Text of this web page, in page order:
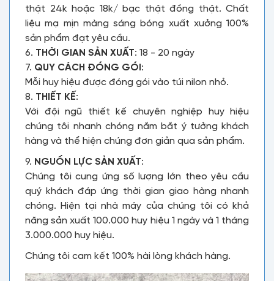
thật 24k hoặc 18k/ bạc thật đồng thật. Chất
liệu mạ mịn màng sáng bóng xuất xưởng 100%
sản phẩm đạt yêu cầu.
6. THỜI GIAN SẢN XUẤT: 18 - 20 ngày
7. QUY CÁCH ĐÓNG GÓI :
Mỗi huy hiệu được đóng gói vào túi nilon nhỏ.
8. THIẾT KẾ:
Với đội ngũ thiết kế chuyên nghiệp huy hiệu
chúng tôi nhanh chóng nắm bắt ý tưởng khách
hàng và thể hiện chúng đơn giản qua sản phẩm.
9. NGUỒN LỰC SẢN XUẤT:
Chúng tôi cung ứng số lượng lớn theo yêu cầu
quý khách đáp ứng thời gian giao hàng nhanh
chóng. Hiện tại nhà máy của chúng tôi có khả
năng sản xuất 100.000 huy hiệu 1 ngày và 1 tháng
3.000.000 huy hiệu.
Chúng tôi cam kết 100% hài lòng khách hàng.